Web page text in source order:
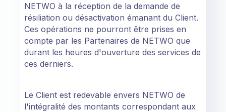
NETWO à la réception de la demande de
résiliation ou désactivation émanant du Client.
Ces opérations ne pourront être prises en
compte par les Partenaires de NETWO que
durant les heures d'ouverture des services de
ces derniers.
Le Client est redevable envers NETWO de
l'intégralité des montants correspondant aux